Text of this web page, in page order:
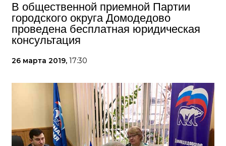
В общественной приемной Партии
городского округа Домодедово
проведена бесплатная юридическая
консультация
26 марта 2019, 17:30